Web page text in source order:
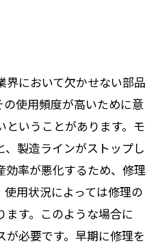
界において欠かせない部品
使用頻度が高いために意
いうことがあります。モ
製造ラインがストップし
効率が悪化するため、修理
用状況によっては修理の
す。このような場合に
必要です。早期に修理を